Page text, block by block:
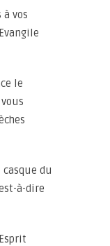
vos
le
du
à-dire